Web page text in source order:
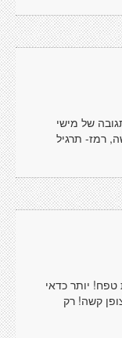
של מישי
רמז- תרגיל
יותר כדאי
קשה! רק